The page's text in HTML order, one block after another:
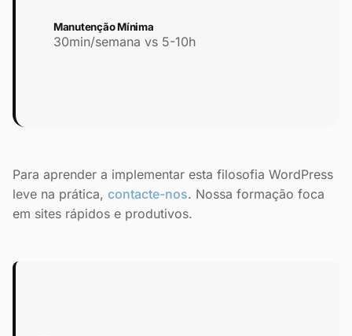
Manutenção Mínima
30min/semana vs 5-10h
Para aprender a implementar esta filosofia WordPress
leve na prática, contacte-nos. Nossa formação foca
em sites rápidos e produtivos.